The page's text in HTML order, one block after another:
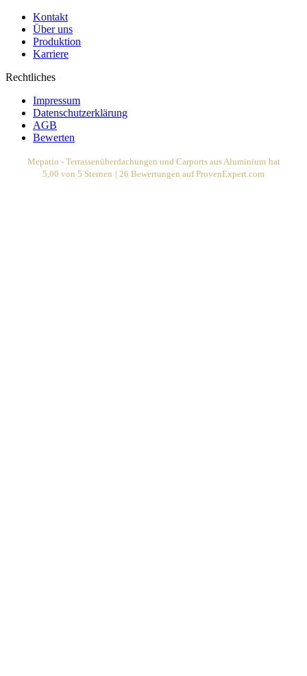
Kontakt
Über uns
Produktion
Karriere
Rechtliches
Impressum
Datenschutzerklärung
AGB
Bewerten
Mepatio - Terrassenüberdachungen und Carports aus Aluminium hat
5,00 von 5 Sternen | 26 Bewertungen auf ProvenExpert.com